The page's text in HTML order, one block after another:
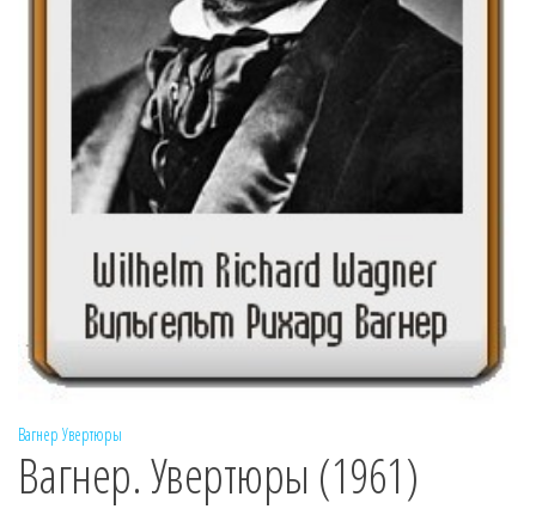
Вагнер Увертюры
Вагнер. Увертюры (1961)